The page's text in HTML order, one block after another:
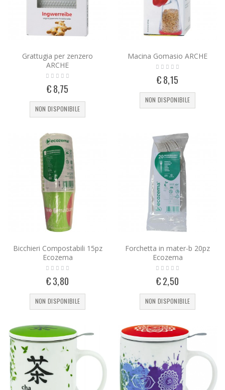
Grattugia per zenzero
ARCHE
€ 8,75
NON DISPONIBILE
Macina Gomasio ARCHE
€ 8,15
NON DISPONIBILE
Bicchieri Compostabili 15pz
Ecozema
€ 3,80
NON DISPONIBILE
Forchetta in mater-b 20pz
Ecozema
€ 2,50
NON DISPONIBILE